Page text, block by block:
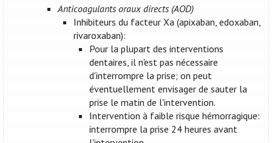
Anticoagulants oraux directs (AOD)
Inhibiteurs du facteur Xa (apixaban, edoxaban,
rivaroxaban):
Pour la plupart des interventions
dentaires, il n'est pas nécessaire
d'interrompre la prise; on peut
éventuellement envisager de sauter la
prise le matin de l'intervention.
Intervention à faible risque hémorragique:
interrompre la prise 24 heures avant